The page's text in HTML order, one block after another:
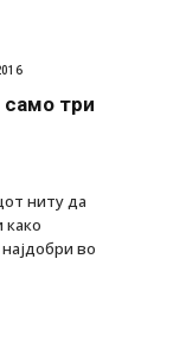
само три
ниту да
како
во